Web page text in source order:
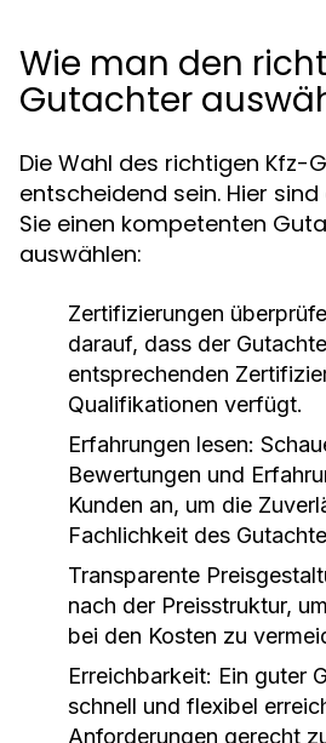
Wie man den
Gutachter
Die Wahl des richtigen Kfz-
entscheidend sein. Hier
Sie einen kompetenten
auswählen:
Zertifizierungen
darauf, dass der
entsprechenden
Qualifikationen verfügt.
Erfahrungen lesen:
Bewertungen und
Kunden an, um die
Fachlichkeit des
Transparente
nach der Preisstruktur,
bei den Kosten zu
Erreichbarkeit: Ein guter
schnell und flexibel
Anforderungen gerecht